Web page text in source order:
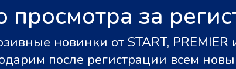
просмотра за
новинки от START, PREMIER
после регистрации всем